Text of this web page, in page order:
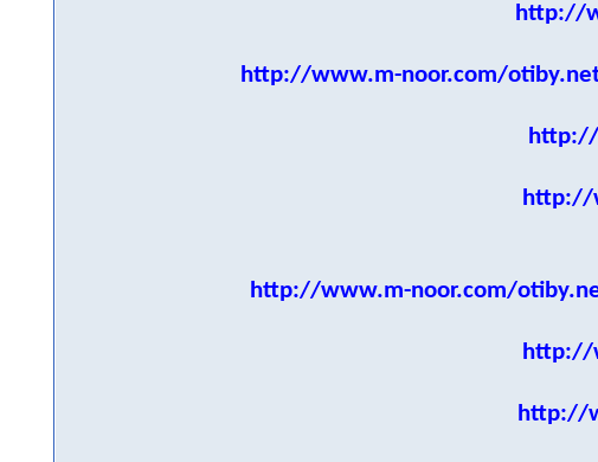
http://
http://www.m-noor.com/
http://
http://www.m-noor.com/
http://
http://